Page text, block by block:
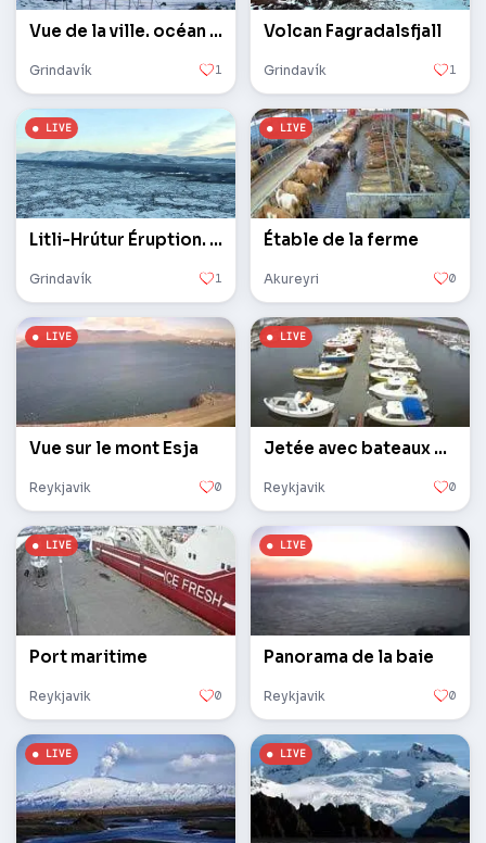
Vue de la ville. océan Atlantique
Grindavík 1
Volcan Fagradalsfjall
Grindavík 1
Litli-Hrútur Éruption. Montagnes
Grindavík 1
Étable de la ferme
Akureyri 0
Vue sur le mont Esja
Reykjavik 0
Jetée avec bateaux privés
Reykjavik 0
Port maritime
Reykjavik 0
Panorama de la baie
Reykjavik 0